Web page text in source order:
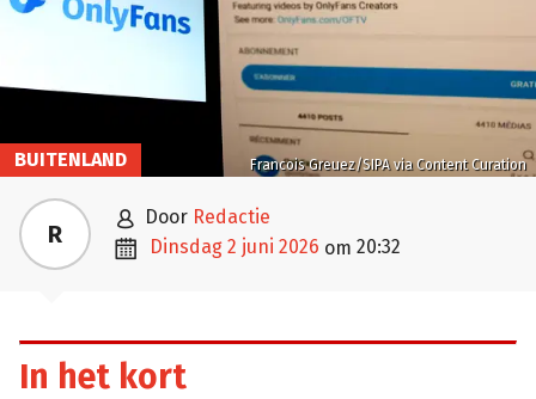
Francois Greuez/SIPA via Content Curation
BUITENLAND
R  door Redactie
 dinsdag 2 juni 2026 om 20:32
In het kort